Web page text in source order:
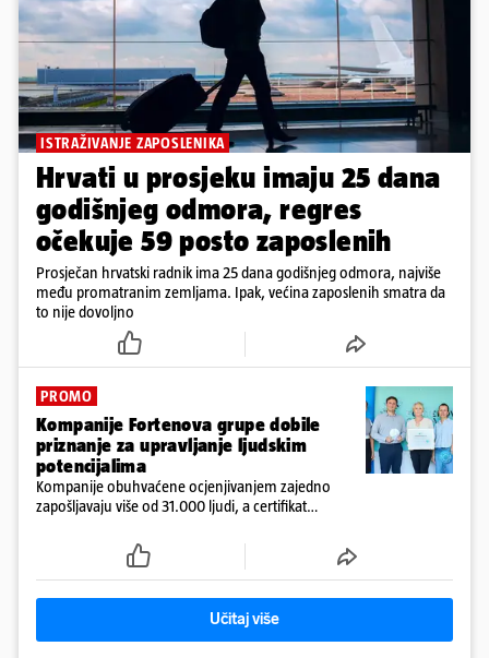
ISTRAŽIVANJE ZAPOSLENIKA
Hrvati u prosjeku imaju 25 dana
godišnjeg odmora, regres
očekuje 59 posto zaposlenih
Prosječan hrvatski radnik ima 25 dana godišnjeg odmora, najviše
među promatranim zemljama. Ipak, većina zaposlenih smatra da
to nije dovoljno
PROMO
Kompanije Fortenova grupe dobile
priznanje za upravljanje ljudskim
potencijalima
Kompanije obuhvaćene ocjenjivanjem zajedno
zapošljavaju više od 31.000 ljudi, a certifikat
izgradnji održivih, kvalitetnih i poticajnih radnih
Učitaj više